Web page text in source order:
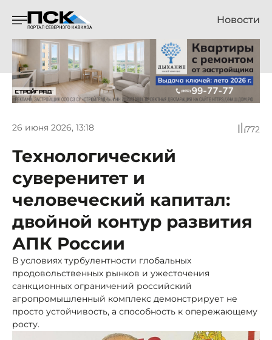
Новости
26 июня 2026, 13:18 772
Технологический
суверенитет и
человеческий капитал:
двойной контур развития
АПК России
В условиях турбулентности глобальных
продовольственных рынков и ужесточения
санкционных ограничений российский
агропромышленный комплекс демонстрирует не
просто устойчивость, а способность к опережающему
росту.